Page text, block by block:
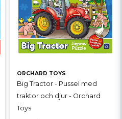
ORCHARD TOYS
Big Tractor - Pussel med
traktor och djur - Orchard
Toys